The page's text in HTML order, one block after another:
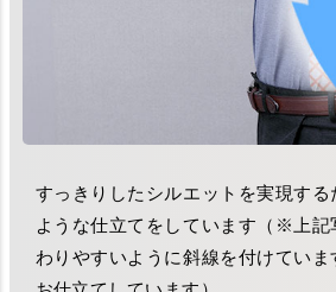
すっきりしたシルエットを実現す
ような仕立てをしています（※上記
わりやすいように斜線を付けてい